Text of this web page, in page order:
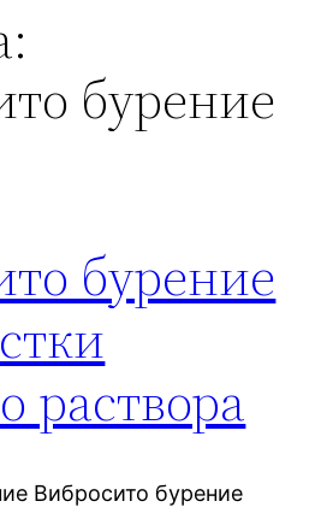
бурение
бурение
раствора
Вибросито бурение